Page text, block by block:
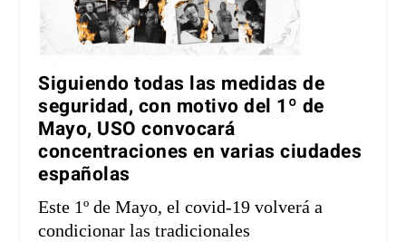
Siguiendo todas las medidas de
seguridad, con motivo del 1º de
Mayo, USO convocará
concentraciones en varias ciudades
españolas
Este 1º de Mayo, el covid-19 volverá a
condicionar las tradicionales